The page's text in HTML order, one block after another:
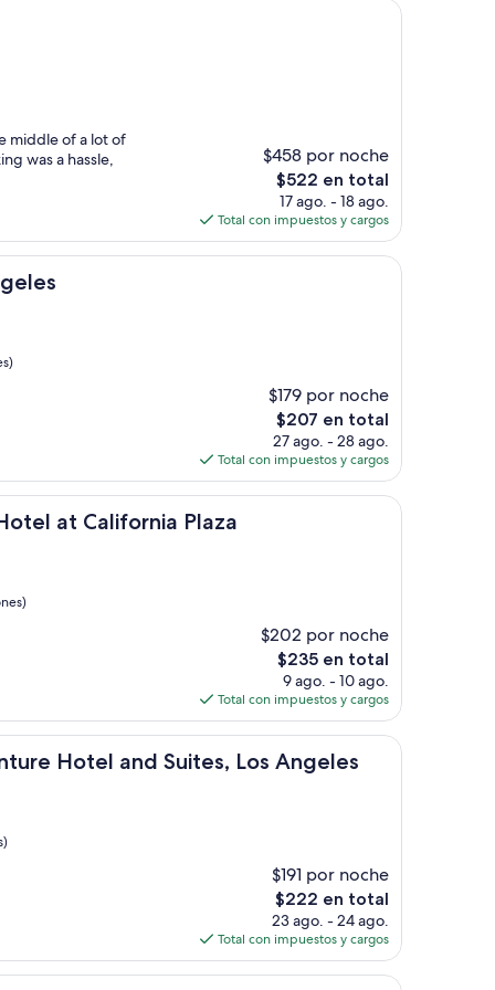
middle of a lot of
was a hassle,
$458 por noche
El
precio
actual
es
de
$522 en total
17 ago. - 18 ago.
Total con impuestos y cargos
$179 por noche
El
precio
actual
es
de
$207 en total
27 ago. - 28 ago.
Total con impuestos y cargos
at California Plaza
Plaza
$202 por noche
El
precio
actual
es
de
$235
$235 en total
9 ago. - 10 ago.
Total con impuestos y cargos
Hotel and Suites, Los Angeles
and Suites, Los Angeles
$191 por noche
El
precio
actual
es
de
$222 en total
23 ago. - 24 ago.
Total con impuestos y cargos